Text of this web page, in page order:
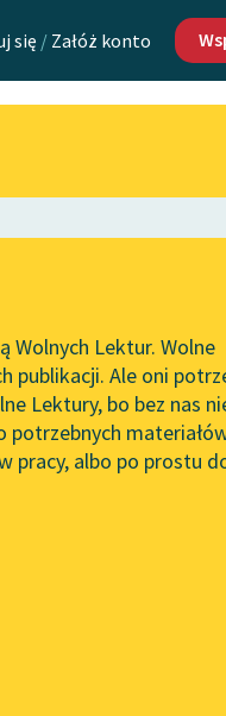
się / Załóż konto
Kontakt
O projekcie
Zasady
Wolnych
Logotypy
Materiały
Wolnych Lektur. Wolne
publikacji. Ale oni
Lektury, bo bez nas
potrzebnych
pracy, albo po prostu